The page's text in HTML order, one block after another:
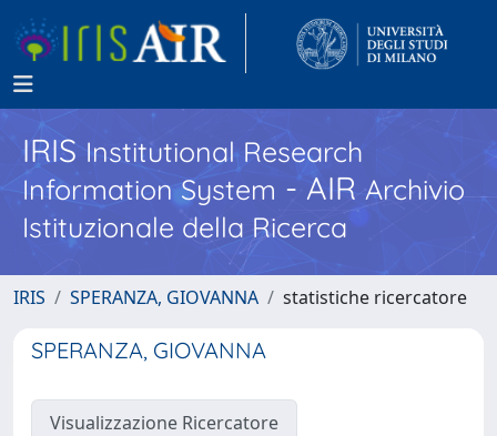
IRISInstitutional Research
Information System - AIR Archivio
Istituzionale della Ricerca
IRIS SPERANZA, GIOVANNA statistiche ricercatore
SPERANZA, GIOVANNA
Visualizzazione Ricercatore